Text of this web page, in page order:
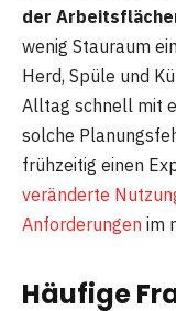
der
wenig Stauraum
Herd, Spüle und
Alltag schnell mit
solche
frühzeitig einen
veränderte
Anforderungen im
Häufige